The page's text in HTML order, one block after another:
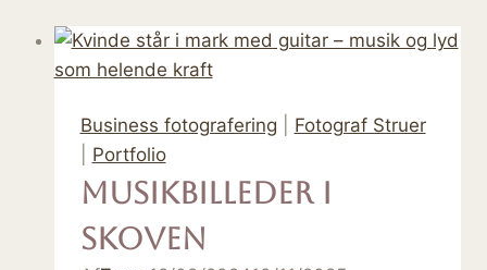
Business fotografering
Fotograf Struer
Portfolio
Musikbilleder i
skoven